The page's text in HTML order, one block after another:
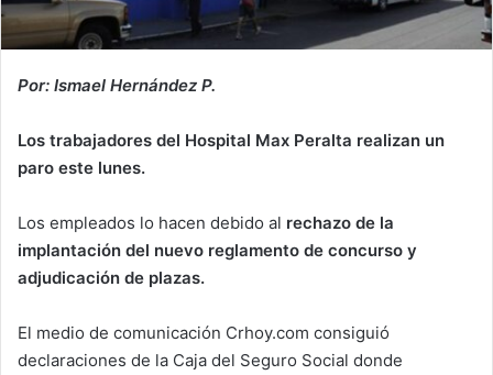
Por: Ismael Hernández P.
Los trabajadores del Hospital Max Peralta realizan un
paro este lunes.
Los empleados lo hacen debido al rechazo de la
implantación del nuevo reglamento de concurso y
adjudicación de plazas.
El medio de comunicación Crhoy.com consiguió
declaraciones de la Caja del Seguro Social donde